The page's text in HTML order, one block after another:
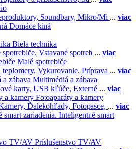
Soundbary, Mikro/Mi ... viac
Domáce kiná
Biela technika
Vstavané spotreb ... viac
Malé spotrebiče
teplomery, Vykurovanie, Príprava ... viac
Multimédiá a zábava
karty, USB kľúče, Externé ... viac
Fotoaparáty a kamery
Ďalekohľady, Fotopasce, ... viac
Inteligentné smart
Príslušenstvo TV/AV